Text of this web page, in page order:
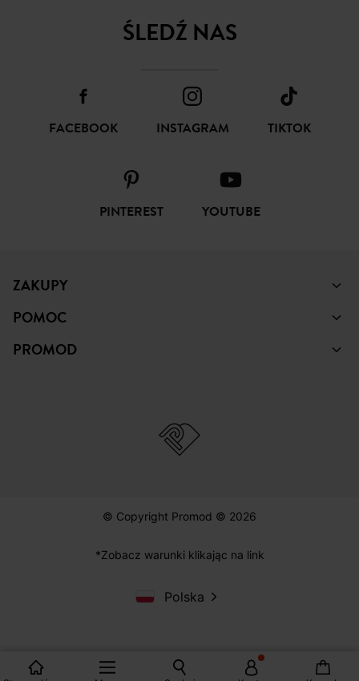
ŚLEDŹ NAS
FACEBOOK INSTAGRAM TIKTOK
PINTEREST YOUTUBE
ZAKUPY
POMOC
PROMOD
© Copyright Promod © 2026
*Zobacz warunki klikając na link
Polska